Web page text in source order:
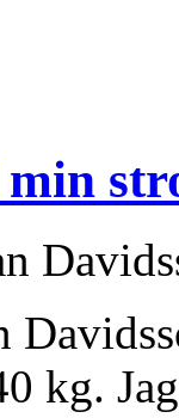
kg.